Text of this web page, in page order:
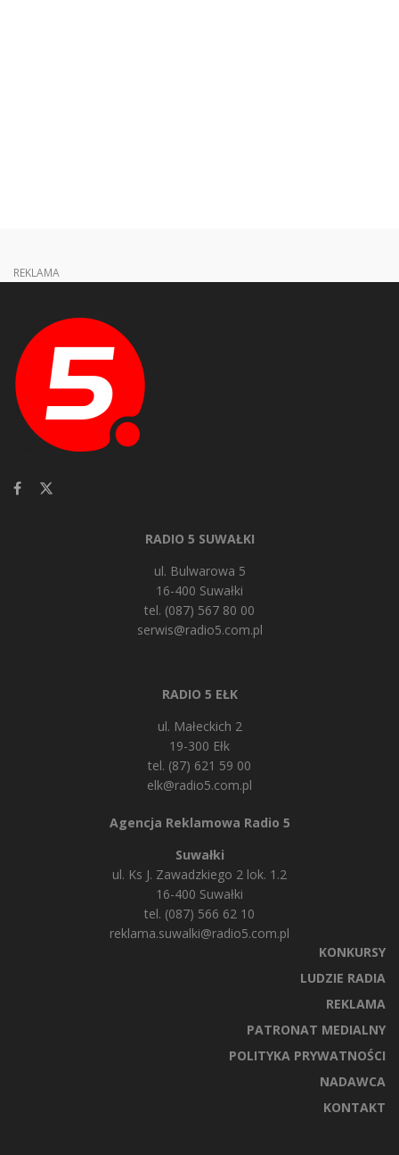
REKLAMA
RADIO 5 SUWAŁKI
ul. Bulwarowa 5
16-400 Suwałki
tel. (087) 567 80 00
serwis@radio5.com.pl
RADIO 5 EŁK
ul. Małeckich 2
19-300 Ełk
tel. (87) 621 59 00
elk@radio5.com.pl
Agencja Reklamowa Radio 5
Suwałki
ul. Ks J. Zawadzkiego 2 lok. 1.2
16-400 Suwałki
tel. (087) 566 62 10
reklama.suwalki@radio5.com.pl
KONKURSY
LUDZIE RADIA
REKLAMA
PATRONAT MEDIALNY
POLITYKA PRYWATNOŚCI
NADAWCA
KONTAKT